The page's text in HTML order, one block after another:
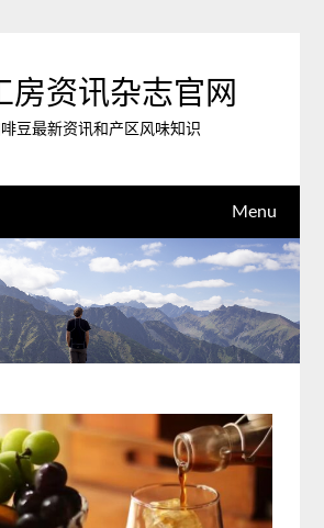
房资讯杂志官网
豆最新资讯和产区风味知识
Menu